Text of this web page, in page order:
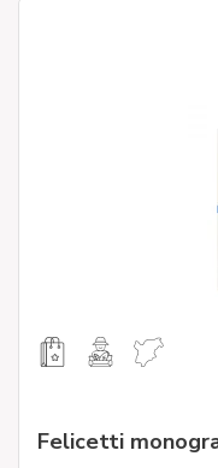
Felicetti